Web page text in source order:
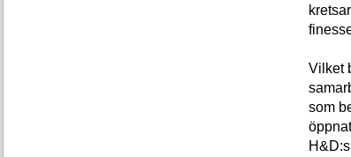
Vilket
som